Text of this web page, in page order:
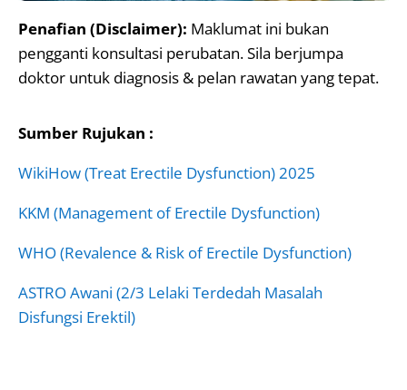
Penafian (Disclaimer): Maklumat ini bukan
pengganti konsultasi perubatan. Sila berjumpa
doktor untuk diagnosis & pelan rawatan yang tepat.
Sumber Rujukan :
WikiHow (Treat Erectile Dysfunction) 2025
KKM (Management of Erectile Dysfunction)
WHO (Revalence & Risk of Erectile Dysfunction)
ASTRO Awani (2/3 Lelaki Terdedah Masalah
Disfungsi Erektil)